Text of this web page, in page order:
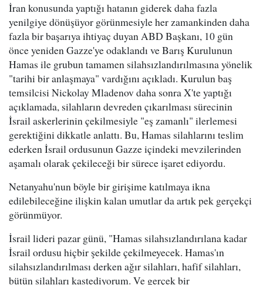
İran konusunda yaptığı hatanın giderek daha fazla
yenilgiye dönüşüyor görünmesiyle her zamankinden daha
fazla bir başarıya ihtiyaç duyan ABD Başkanı, 10 gün
önce yeniden Gazze'ye odaklandı ve Barış Kurulunun
Hamas ile grubun tamamen silahsızlandırılmasına yönelik
"tarihi bir anlaşmaya" vardığını açıkladı. Kurulun baş
temsilcisi Nickolay Mladenov daha sonra X'te yaptığı
açıklamada, silahların devreden çıkarılması sürecinin
İsrail askerlerinin çekilmesiyle "eş zamanlı" ilerlemesi
gerektiğini dikkatle anlattı. Bu, Hamas silahlarını teslim
ederken İsrail ordusunun Gazze içindeki mevzilerinden
aşamalı olarak çekileceği bir sürece işaret ediyordu.
Netanyahu'nun böyle bir girişime katılmaya ikna
edilebileceğine ilişkin kalan umutlar da artık pek gerçekçi
görünmüyor.
İsrail lideri pazar günü, "Hamas silahsızlandırılana kadar
İsrail ordusu hiçbir şekilde çekilmeyecek. Hamas'ın
silahsızlandırılması derken ağır silahları, hafif silahları,
bütün silahları kastediyorum. Ve gerçek bir